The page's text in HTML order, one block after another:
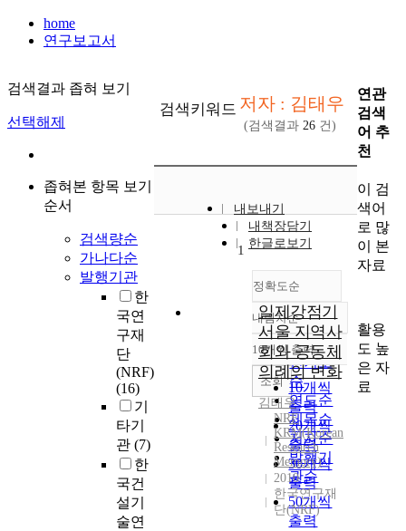
home
연구보고서
검색결과 좁혀 보기
선택해제
좁혀본 항목 보기
순서
검색량순
가나다순
발행기관
한
국연
구재
단
(NRF)
(16)
기
타기
관 (7)
한
국건
설기
술연
검색키워드 저자 : 김태우
(검색결과 26 건)
내보내기
내책장담기
한글로보기
정확도순
정확도
순
인기도
순
연도순
제목순
저자순
발행기
관순
내림차순
내림차순
10개씩 출력
10개씩
출력
20개씩
출력
30개씩
출력
50개씩
출력
조회
1
일제강점기
서울 지역사
회와 공동체
의례의 변화
김태우
NRF
KRM(Korean
Research
Memory)
2010
한국연구재
단(NRF)
연관
검색
어 추
천
이 검
색어
로 많
이 본
자료
활용
도 높
은 자
료